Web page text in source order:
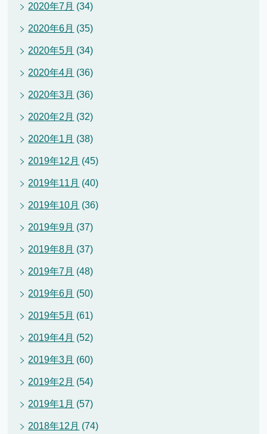
2020年7月 (34)
2020年6月 (35)
2020年5月 (34)
2020年4月 (36)
2020年3月 (36)
2020年2月 (32)
2020年1月 (38)
2019年12月 (45)
2019年11月 (40)
2019年10月 (36)
2019年9月 (37)
2019年8月 (37)
2019年7月 (48)
2019年6月 (50)
2019年5月 (61)
2019年4月 (52)
2019年3月 (60)
2019年2月 (54)
2019年1月 (57)
2018年12月 (74)